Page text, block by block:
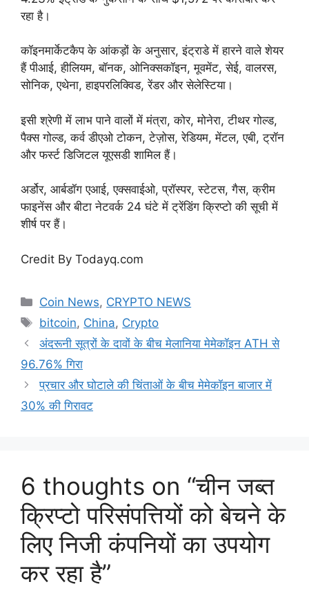
रहा है।
कॉइनमार्केटकैप के आंकड़ों के अनुसार, इंट्राडे में हारने वाले शेयर
हैं पीआई, हीलियम, बॉनक, ओनिक्सकॉइन, मूवमेंट, सेई, वालरस,
सोनिक, एथेना, हाइपरलिक्विड, रेंडर और सेलेस्टिया।
इसी श्रेणी में लाभ पाने वालों में मंत्रा, कोर, मोनेरा, टीथर गोल्ड,
पैक्स गोल्ड, कर्व डीएओ टोकन, टेज़ोस, रेडियम, मेंटल, एबी, ट्रॉन
और फर्स्ट डिजिटल यूएसडी शामिल हैं।
अर्डोर, आर्बडॉग एआई, एक्सवाईओ, प्रॉस्पर, स्टेटस, गैस, क्रीम
फाइनेंस और बीटा नेटवर्क 24 घंटे में ट्रेंडिंग क्रिप्टो की सूची में
शीर्ष पर हैं।
Credit By Todayq.com
Categories
Coin News, CRYPTO NEWS
Tags
bitcoin, China, Crypto
अंदरूनी सूत्रों के दावों के बीच मेलानिया मेमेकॉइन ATH से
96.76% गिरा
प्रचार और घोटाले की चिंताओं के बीच मेमेकॉइन बाजार में
30% की गिरावट
6 thoughts on “चीन जब्त
क्रिप्टो परिसंपत्तियों को बेचने के
लिए निजी कंपनियों का उपयोग
कर रहा है”